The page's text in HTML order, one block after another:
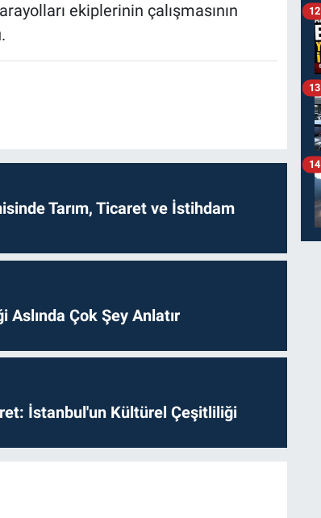
ekiplerinin çalışmasının
Tarım, Ticaret ve İstihdam
Aslında Çok Şey Anlatır
İstanbul'un Kültürel Çeşitliliği
12
13
14